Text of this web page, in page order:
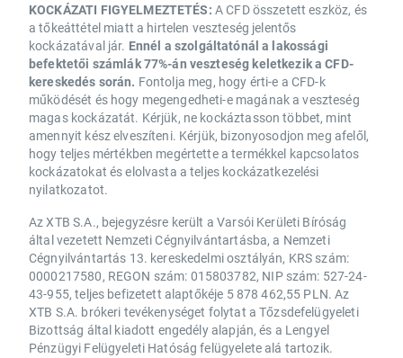
KOCKÁZATI FIGYELMEZTETÉS: A CFD összetett eszköz, és
a tőkeáttétel miatt a hirtelen veszteség jelentős
kockázatával jár. Ennél a szolgáltatónál a lakossági
befektetői számlák 77%-án veszteség keletkezik a CFD-
kereskedés során. Fontolja meg, hogy érti-e a CFD-k
működését és hogy megengedheti-e magának a veszteség
magas kockázatát. Kérjük, ne kockáztasson többet, mint
amennyit kész elveszíteni. Kérjük, bizonyosodjon meg afelől,
hogy teljes mértékben megértette a termékkel kapcsolatos
kockázatokat és elolvasta a teljes kockázatkezelési
nyilatkozatot.
Az XTB S.A., bejegyzésre került a Varsói Kerületi Bíróság
által vezetett Nemzeti Cégnyilvántartásba, a Nemzeti
Cégnyilvántartás 13. kereskedelmi osztályán, KRS szám:
0000217580, REGON szám: 015803782, NIP szám: 527-24-
43-955, teljes befizetett alaptőkéje 5 878 462,55 PLN. Az
XTB S.A. brókeri tevékenységet folytat a Tőzsdefelügyeleti
Bizottság által kiadott engedély alapján, és a Lengyel
Pénzügyi Felügyeleti Hatóság felügyelete alá tartozik.